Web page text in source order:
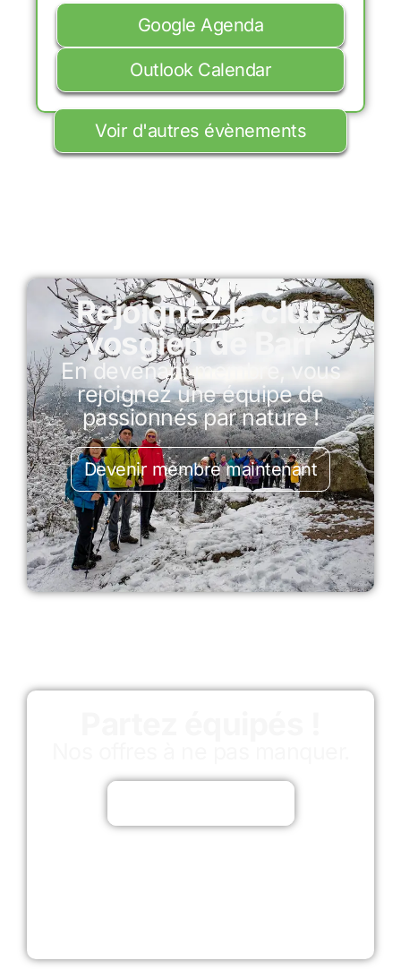
Google Agenda
Outlook Calendar
Voir d'autres évènements
Rejoignez le club
vosgien de Barr
En devenant membre, vous
rejoignez une équipe de
passionnés par nature !
Devenir membre maintenant